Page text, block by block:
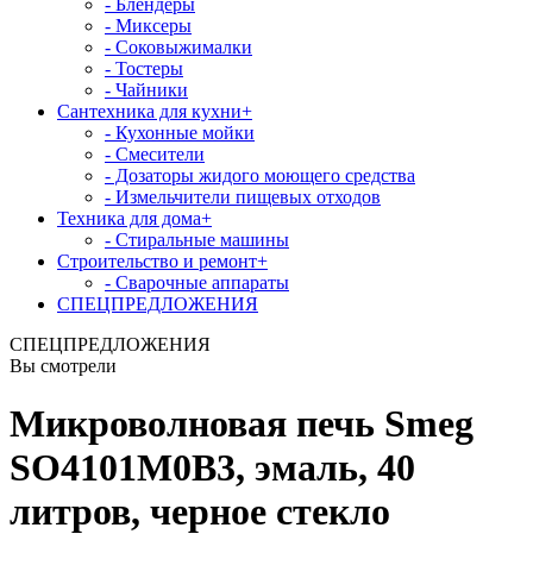
- Блендеры
- Миксеры
- Соковыжималки
- Тостеры
- Чайники
Сантехника для кухни+
- Кухонные мойки
- Смесители
- Дозаторы жидого моющего средства
- Измельчители пищевых отходов
Техника для дома+
- Стиральные машины
Строительство и ремонт+
- Сварочные аппараты
СПЕЦПРЕДЛОЖЕНИЯ
СПЕЦПРЕДЛОЖЕНИЯ
Вы смотрели
Микроволновая печь Smeg
SO4101M0B3, эмаль, 40
литров, черное стекло